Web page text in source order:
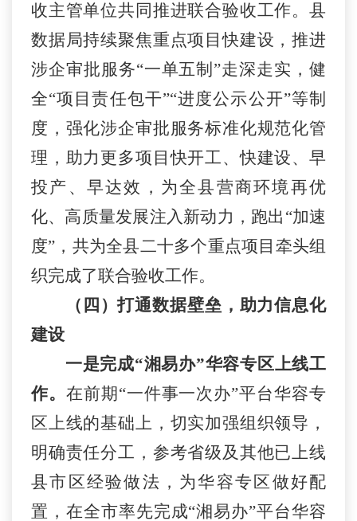
收主管单位共同推进联合验收工作。县
数据局持续聚焦重点项目快建设，推进
涉企审批服务“一单五制”走深走实，健
全“项目责任包干”“进度公示公开”等制
度，强化涉企审批服务标准化规范化管
理，助力更多项目快开工、快建设、早
投产、早达效，为全县营商环境再优
化、高质量发展注入新动力，跑出“加速
度”，共为全县二十多个重点项目牵头组
织完成了联合验收工作。
（四）打通数据壁垒，助力信息化
建设
一是完成“湘易办”华容专区上线工
作。 在前期“一件事一次办”平台华容专
区上线的基础上，切实加强组织领导，
明确责任分工，参考省级及其他已上线
县市区经验做法 ，为华容专区做好配
置 ，在全市率先完成“湘易办”平台华容